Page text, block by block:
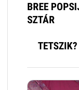
BREE
SZTÁR
TETSZIK?